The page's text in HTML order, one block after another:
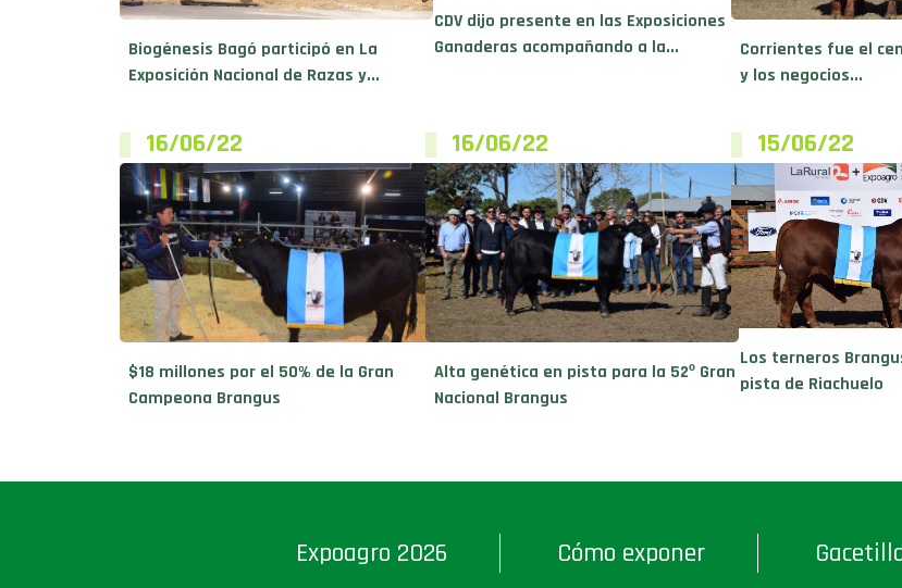
Biogénesis Bagó participó en La
Exposición Nacional de Razas y...
CDV dijo presente en las Exposiciones
Ganaderas acompañando a la...
Corrientes fue el
y los negocios...
16/06/22
$18 millones por el 50% de la Gran
Campeona Brangus
16/06/22
Alta genética en pista para la 52º Gran
Nacional Brangus
15/06/22
Los terneros
pista de Riachuelo
Expoagro 2026 Cómo exponer